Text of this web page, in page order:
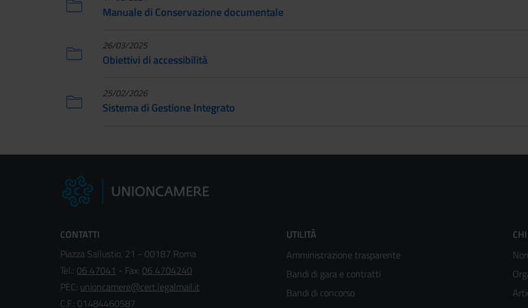
Manuale di Conservazione documentale
26/03/2025
Obiettivi di accessibilità
25/02/2026
Sistema di Gestione Integrato
CONTATTI
Piazza Sallustio, 21 - 00187 Roma
Tel.: 06 47041 - Fax: 06 4704240
PEC: unioncamere@cert.legalmail.it
C.F.: 01484460587
Footer
menù
colonna
UTILITÀ
Amministrazione trasparente
Bandi di gara e contratti
Bandi di concorso